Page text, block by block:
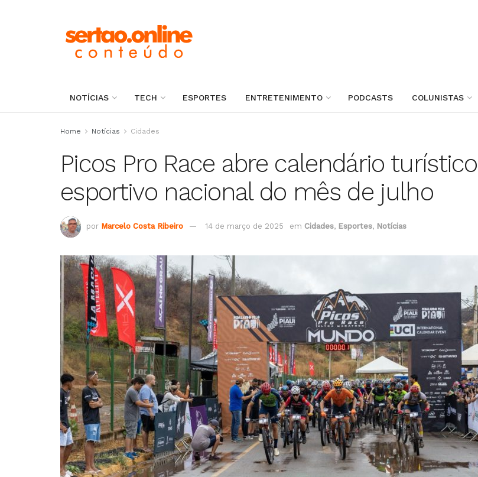
NOTÍCIAS TECH ESPORTES ENTRETENIMENTO PODCASTS COLUNISTAS
Home Notícias Cidades
Picos Pro Race abre calendário turístico
esportivo nacional do mês de julho
por Marcelo Costa Ribeiro 14 de março de 2025 em Cidades, Esportes, Notícias